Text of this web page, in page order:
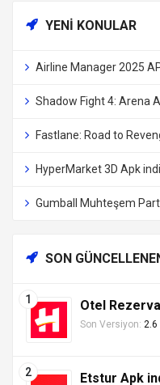
YENI KONULAR
Airline Manager 2025
Shadow Fight 4: Arena
Fastlane: Road to
HyperMarket 3D Apk
Gumball Muhteşem
SON
Otel
Son Versiyon: 2.6
Etstur Apk